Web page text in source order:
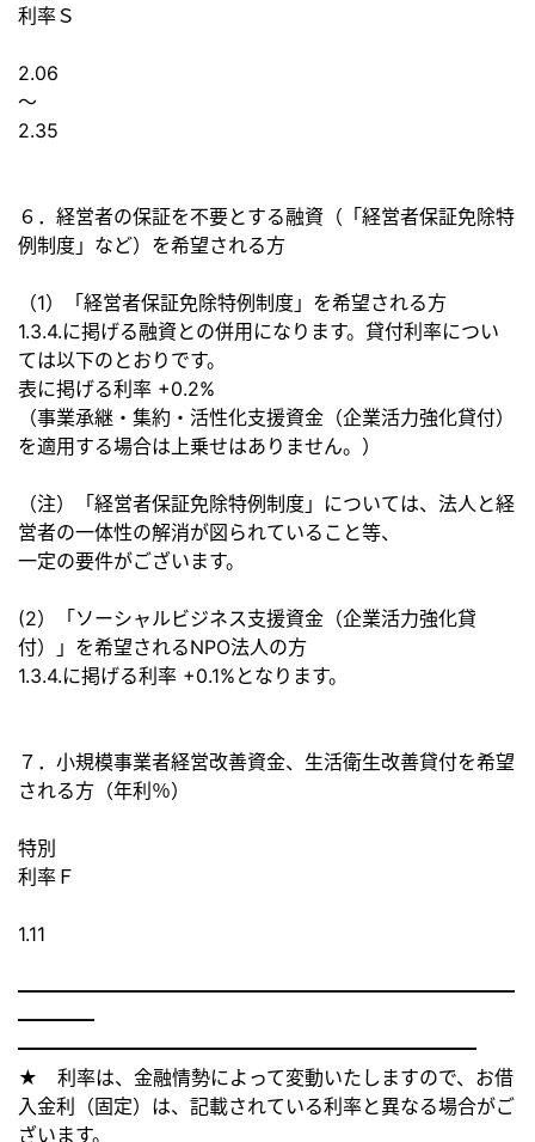
利率Ｓ
2.06
～
2.35
６．経営者の保証を不要とする融資（「経営者保証免除特
例制度」 など）を希望される方
（1）「経営者保証免除特例制度」を希望される方
1.3.4.に掲げる融資との併用になります。 貸付利率につい
ては以下のとおりです。
表に掲げる利率 +0.2%
（事業承継・集約・活性化支援資金（企業活力強化貸付）
を適用する場合は上乗せはありません。）
（注）「経営者保証免除特例制度」については、 法人と経
営者の一体性の解消が図られていること等、
一定の要件がございます。
(2）「ソーシャルビジネス支援資金（企業活力強化貸
付）」 を希望されるNPO法人の方
1.3.4.に掲げる利率 +0.1%となります。
７．小規模事業者経営改善資金、 生活衛生改善貸付を希望
される方（年利％）
特別
利率Ｆ
1.11
━━━━━━━━━━━━━━━━━━━━━━━━━━
━━━━
━━━━━━━━━━━━━━━━━━━━━━━━
★ 利率は、金融情勢によって変動いたしますので、お借
入金利（固定）は、記載されている利率と異なる場合がご
ざいます。